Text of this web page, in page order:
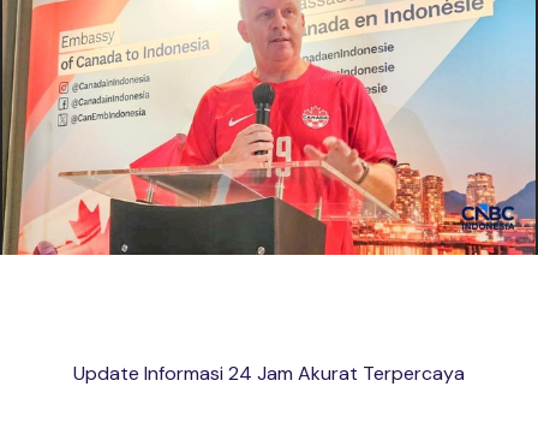
Update Informasi 24 Jam Akurat Terpercaya